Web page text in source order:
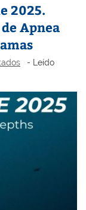
2025.
Apnea
- Leído